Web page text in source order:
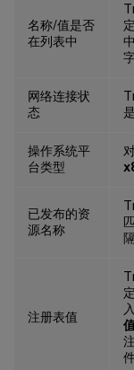
名称/值是否
在列表中
网络连接状
态
操作系统平
台类型
已发布的资
源名称
注册表值